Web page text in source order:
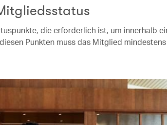
die erforderlich ist, um innerhalb
Punkten muss das Mitglied